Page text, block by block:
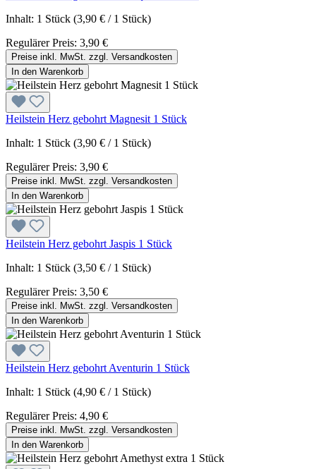
Inhalt: 1 Stück (3,90 € / 1 Stück)
Regulärer Preis: 3,90 €
Preise inkl. MwSt. zzgl. Versandkosten
In den Warenkorb
Heilstein Herz gebohrt Magnesit 1 Stück
Inhalt: 1 Stück (3,90 € / 1 Stück)
Regulärer Preis: 3,90 €
Preise inkl. MwSt. zzgl. Versandkosten
In den Warenkorb
Heilstein Herz gebohrt Jaspis 1 Stück
Inhalt: 1 Stück (3,50 € / 1 Stück)
Regulärer Preis: 3,50 €
Preise inkl. MwSt. zzgl. Versandkosten
In den Warenkorb
Heilstein Herz gebohrt Aventurin 1 Stück
Inhalt: 1 Stück (4,90 € / 1 Stück)
Regulärer Preis: 4,90 €
Preise inkl. MwSt. zzgl. Versandkosten
In den Warenkorb